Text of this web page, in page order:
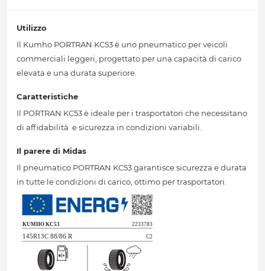
Utilizzo
Il Kumho PORTRAN KC53 è uno pneumatico per veicoli
commerciali leggeri, progettato per una capacità di carico
elevata e una durata superiore.
Caratteristiche
Il PORTRAN KC53 è ideale per i trasportatori che necessitano
di affidabilità e sicurezza in condizioni variabili.
Il parere di Midas
Il pneumatico PORTRAN KC53 garantisce sicurezza e durata
in tutte le condizioni di carico, ottimo per trasportatori.